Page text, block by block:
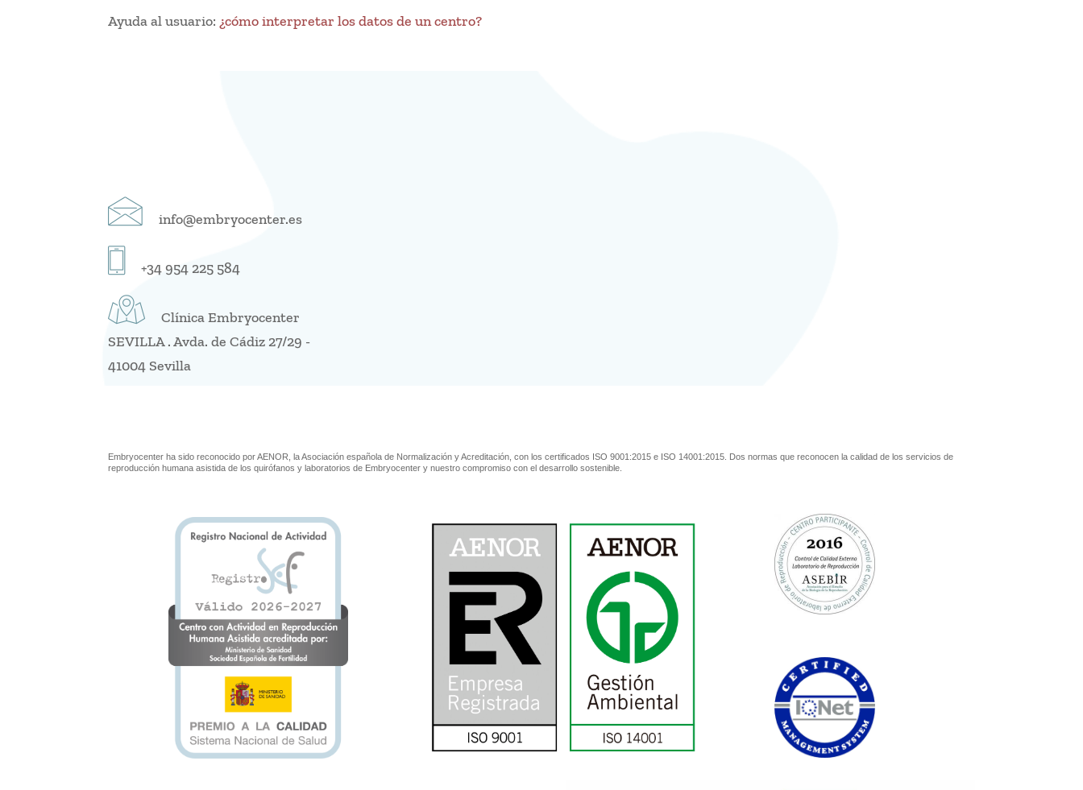
Ayuda al usuario: ¿cómo interpretar los datos de un centro?
info@embryocenter.es
+34 954 225 584
Clínica Embryocenter
SEVILLA . Avda. de Cádiz 27/29 -
41004 Sevilla
Embryocenter ha sido reconocido por AENOR, la Asociación española de Normalización y Acreditación, con los certificados ISO 9001:2015 e ISO 14001:2015. Dos normas que reconocen la calidad de los servicios de
reproducción humana asistida de los quirófanos y laboratorios de Embryocenter y nuestro compromiso con el desarrollo sostenible.